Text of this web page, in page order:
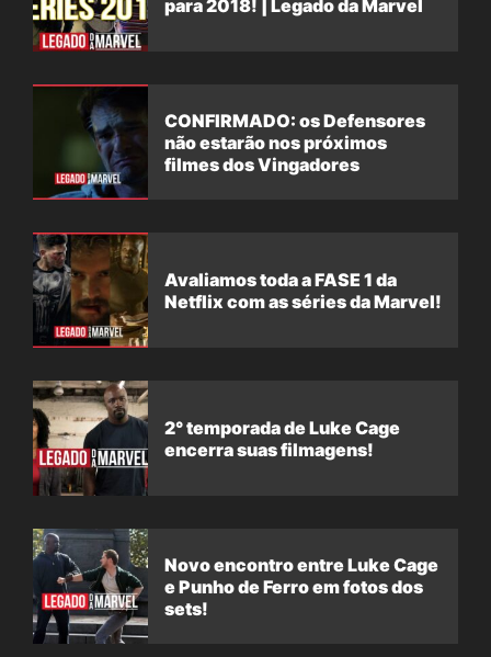
para 2018! | Legado da Marvel
CONFIRMADO: os Defensores
não estarão nos próximos
filmes dos Vingadores
Avaliamos toda a FASE 1 da
Netflix com as séries da Marvel!
2° temporada de Luke Cage
encerra suas filmagens!
Novo encontro entre Luke Cage
e Punho de Ferro em fotos dos
sets!